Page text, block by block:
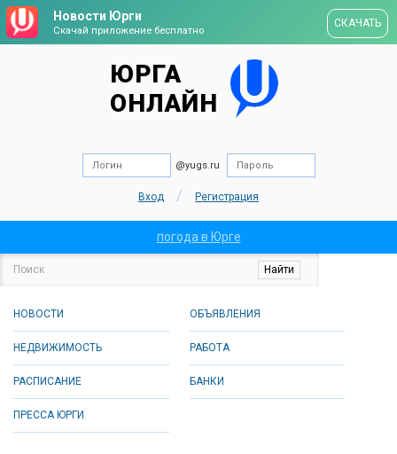
Новости Юрги
Скачай приложение бесплатно
СКАЧАТЬ
ЮРГА
ОНЛАЙН
@yugs.ru
Вход / Регистрация
погода в Юрге
НОВОСТИ ОБЪЯВЛЕНИЯ
НЕДВИЖИМОСТЬ РАБОТА
РАСПИСАНИЕ БАНКИ
ПРЕССА ЮРГИ